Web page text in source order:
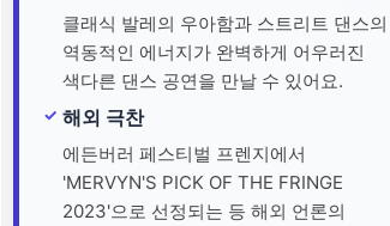
클래식 발레의 우아함과 스트리트 댄스의
역동적인 에너지가 완벽하게 어우러진
색다른 댄스 공연을 만날 수 있어요.
해외 극찬
에든버러 페스티벌 프렌지에서
'MERVYN'S PICK OF THE FRINGE
2023'으로 선정되는 등 해외 언론의